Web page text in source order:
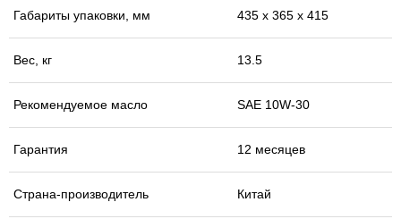
Габариты упаковки, мм 435 х 365 х 415
Вес, кг 13.5
Рекомендуемое масло SAE 10W-30
Гарантия 12 месяцев
Страна-производитель Китай